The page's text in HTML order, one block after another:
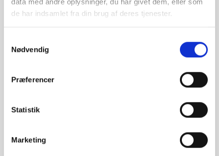
de har indsamlet fra din brug af deres tjenester.
Nødvendig
Præferencer
Statistik
Marketing
Vi deler ny værdifuld viden, og holder dig opdateret på love
og regler.